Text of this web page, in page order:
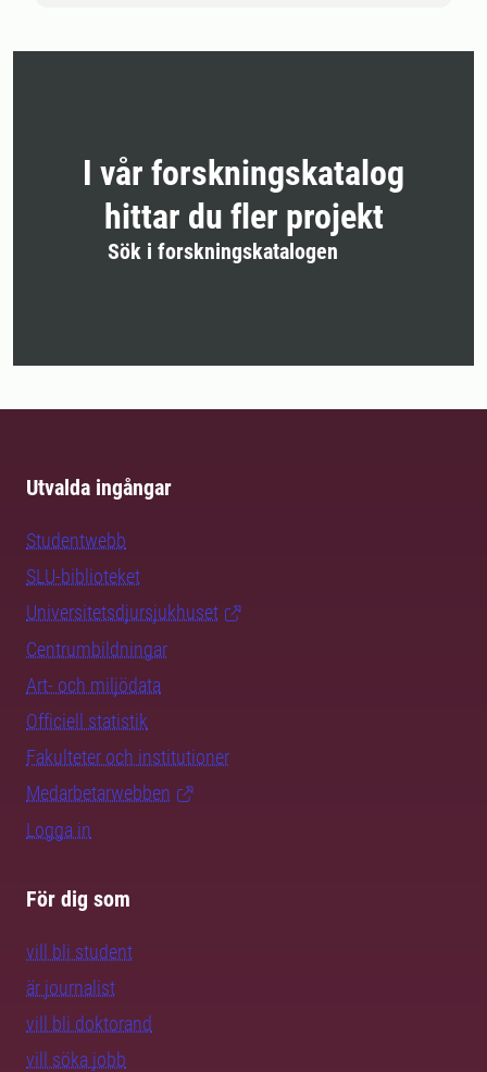
I vår forskningskatalog
hittar du fler projekt
Sök i forskningskatalogen
Utvalda ingångar
Studentwebb
SLU-biblioteket
Universitetsdjursjukhuset
Centrumbildningar
Art- och miljödata
Officiell statistik
Fakulteter och institutioner
Medarbetarwebben
Logga in
För dig som
vill bli student
är journalist
vill bli doktorand
vill söka jobb